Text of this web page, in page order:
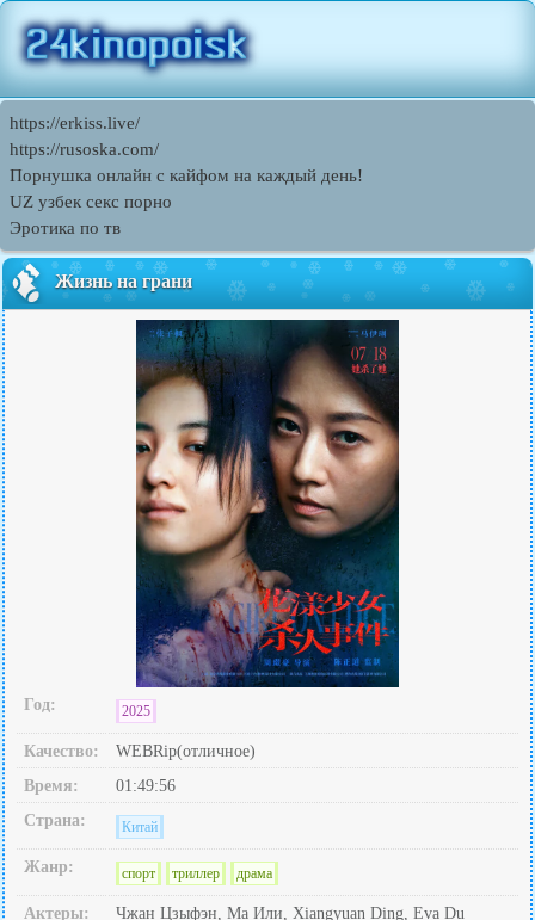
https://erkiss.live/
https://rusoska.com/
Порнушка онлайн с кайфом на каждый день!
UZ узбек секс порно
Эротика по тв
Жизнь на грани
Год: 2025
Качество:
WEBRip(отличное)
Время:
01:49:56
Страна:
Китай
Жанр: спорт триллер драма
Актеры: Чжан Цзыфэн, Ма Или, Xiangyuan Ding, Eva Du